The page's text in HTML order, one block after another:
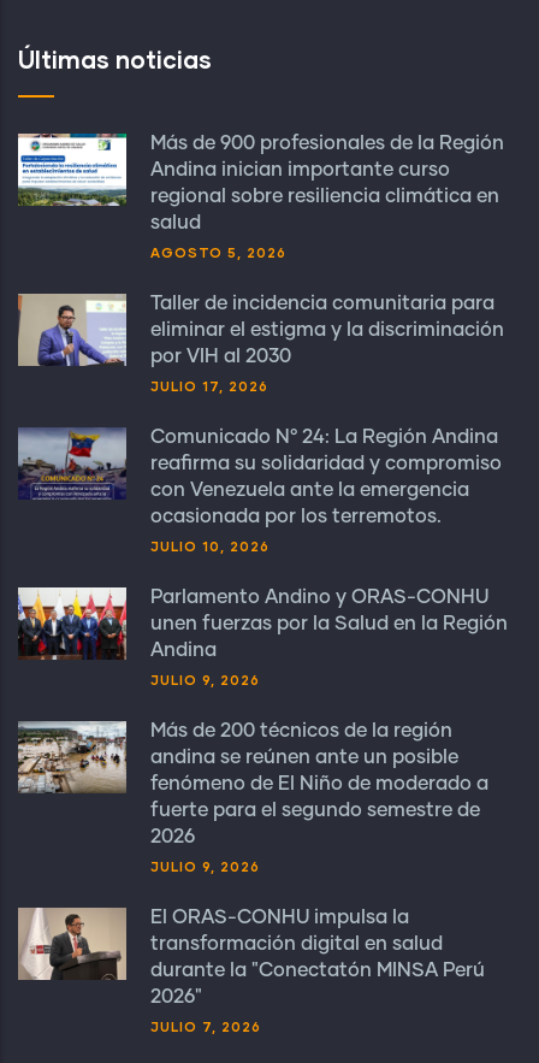
Últimas noticias
Más de 900 profesionales de la Región
Andina inician importante curso
regional sobre resiliencia climática en
salud
AGOSTO 5, 2026
Taller de incidencia comunitaria para
eliminar el estigma y la discriminación
por VIH al 2030
JULIO 17, 2026
Comunicado N° 24: La Región Andina
reafirma su solidaridad y compromiso
con Venezuela ante la emergencia
ocasionada por los terremotos.
JULIO 10, 2026
Parlamento Andino y ORAS-CONHU
unen fuerzas por la Salud en la Región
Andina
JULIO 9, 2026
Más de 200 técnicos de la región
andina se reúnen ante un posible
fenómeno de El Niño de moderado a
fuerte para el segundo semestre de
2026
JULIO 9, 2026
El ORAS-CONHU impulsa la
transformación digital en salud
durante la "Conectatón MINSA Perú
2026"
JULIO 7, 2026